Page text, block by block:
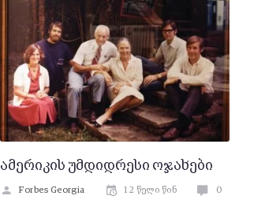
ამერიკის უმდიდრესი ოჯახები
Forbes Georgia 12 წელი წინ 0